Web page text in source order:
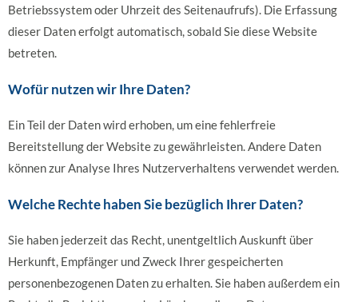
Betriebssystem oder Uhrzeit des Seitenaufrufs). Die Erfassung
dieser Daten erfolgt automatisch, sobald Sie diese Website
betreten.
Wofür nutzen wir Ihre Daten?
Ein Teil der Daten wird erhoben, um eine fehlerfreie
Bereitstellung der Website zu gewährleisten. Andere Daten
können zur Analyse Ihres Nutzerverhaltens verwendet werden.
Welche Rechte haben Sie bezüglich Ihrer Daten?
Sie haben jederzeit das Recht, unentgeltlich Auskunft über
Herkunft, Empfänger und Zweck Ihrer gespeicherten
personenbezogenen Daten zu erhalten. Sie haben außerdem ein